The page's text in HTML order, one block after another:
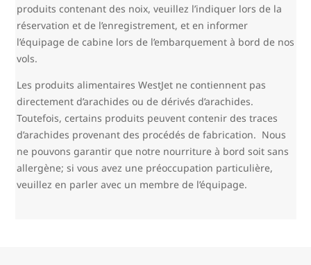
produits contenant des noix, veuillez l’indiquer lors de la
réservation et de l’enregistrement, et en informer
l’équipage de cabine lors de l’embarquement à bord de nos
vols.
Les produits alimentaires WestJet ne contiennent pas
directement d’arachides ou de dérivés d’arachides.
Toutefois, certains produits peuvent contenir des traces
d’arachides provenant des procédés de fabrication. Nous
ne pouvons garantir que notre nourriture à bord soit sans
allergène; si vous avez une préoccupation particulière,
veuillez en parler avec un membre de l’équipage.